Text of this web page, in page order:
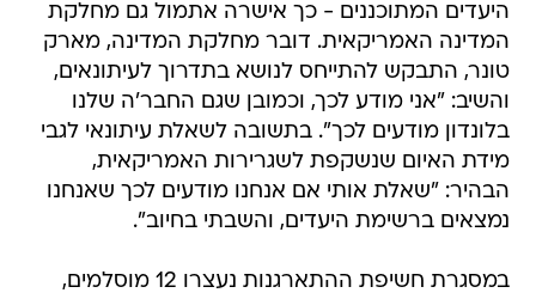
היעדים המתוכננים - כך אישרה אתמול גם מחלקת
המדינה האמריקאית. דובר מחלקת המדינה, מארק
טונר, התבקש להתייחס לנושא בתדרוך לעיתונאים,
והשיב: "אני מודע לכך, וכמובן שגם החבר'ה שלנו
בלונדון מודעים לכך". בתשובה לשאלת עיתונאי לגבי
מידת האיום שנשקפת לשגרירות האמריקאית,
הבהיר: "שאלת אותי אם אנחנו מודעים לכך שאנחנו
נמצאים ברשימת היעדים, והשבתי בחיוב".
במסגרת חשיפת ההתארגנות נעצרו 12 מוסלמים,